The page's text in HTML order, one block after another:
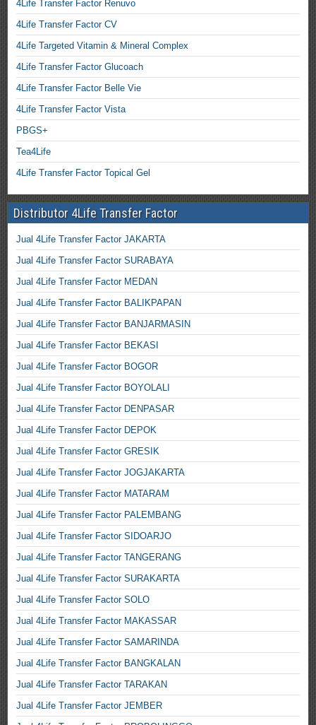
4Life Transfer Factor Renuvo
4Life Transfer Factor CV
4Life Targeted Vitamin & Mineral Complex
4Life Transfer Factor Glucoach
4Life Transfer Factor Belle Vie
4Life Transfer Factor Vista
PBGS+
Tea4Life
4Life Transfer Factor Topical Gel
Distributor 4Life Transfer Factor
Jual 4Life Transfer Factor JAKARTA
Jual 4Life Transfer Factor SURABAYA
Jual 4Life Transfer Factor MEDAN
Jual 4Life Transfer Factor BALIKPAPAN
Jual 4Life Transfer Factor BANJARMASIN
Jual 4Life Transfer Factor BEKASI
Jual 4Life Transfer Factor BOGOR
Jual 4Life Transfer Factor BOYOLALI
Jual 4Life Transfer Factor DENPASAR
Jual 4Life Transfer Factor DEPOK
Jual 4Life Transfer Factor GRESIK
Jual 4Life Transfer Factor JOGJAKARTA
Jual 4Life Transfer Factor MATARAM
Jual 4Life Transfer Factor PALEMBANG
Jual 4Life Transfer Factor SIDOARJO
Jual 4Life Transfer Factor TANGERANG
Jual 4Life Transfer Factor SURAKARTA
Jual 4Life Transfer Factor SOLO
Jual 4Life Transfer Factor MAKASSAR
Jual 4Life Transfer Factor SAMARINDA
Jual 4Life Transfer Factor BANGKALAN
Jual 4Life Transfer Factor TARAKAN
Jual 4Life Transfer Factor JEMBER